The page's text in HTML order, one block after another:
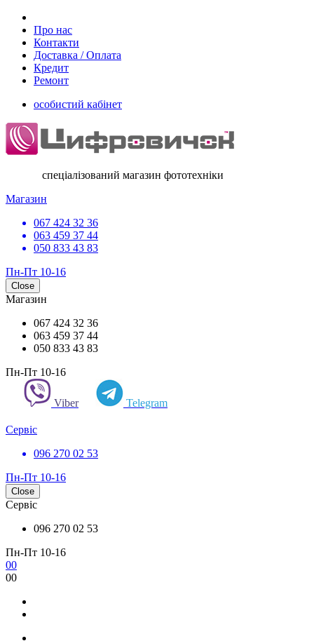
Про нас
Контакти
Доставка / Оплата
Кредит
Ремонт
особистий кабінет
спеціалізований магазин фототехніки
Магазин
067 424 32 36
063 459 37 44
050 833 43 83
Пн-Пт 10-16
Close
Магазин
067 424 32 36
063 459 37 44
050 833 43 83
Пн-Пт 10-16
Viber Telegram
Сервіс
096 270 02 53
Пн-Пт 10-16
Close
Сервіс
096 270 02 53
Пн-Пт 10-16
00
00